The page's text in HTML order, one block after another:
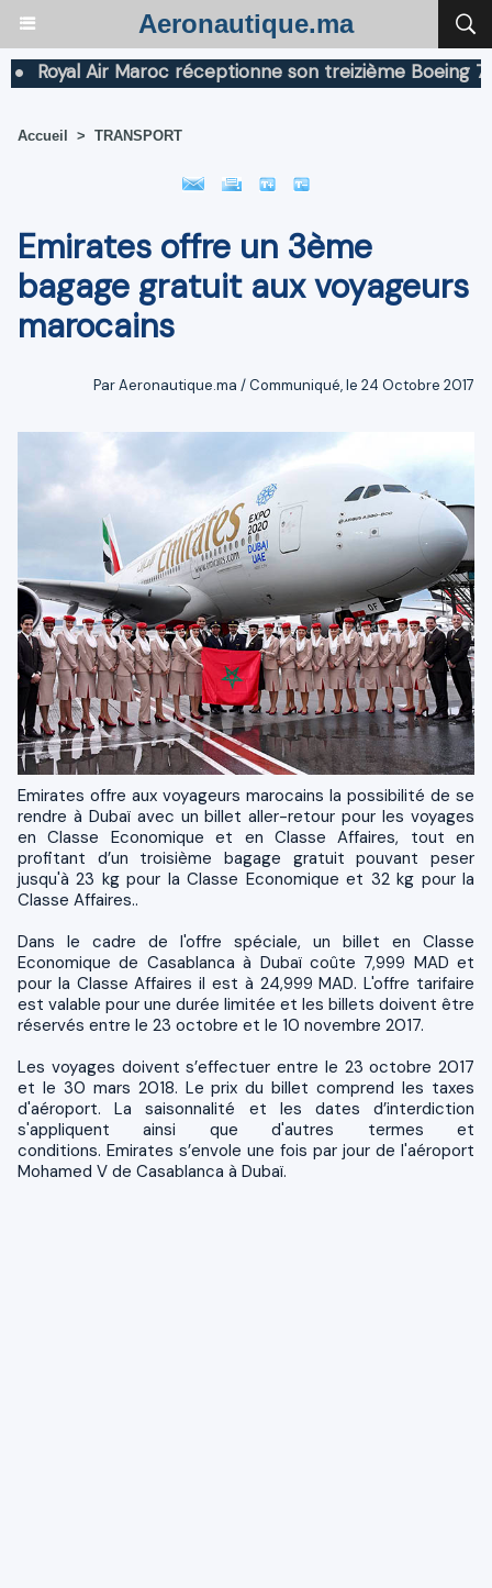
Aeronautique.ma
Air Maroc réceptionne son treizième Boeing 787
Accueil > TRANSPORT
Emirates offre un 3ème
bagage gratuit aux voyageurs
marocains
Par Aeronautique.ma / Communiqué, le 24 Octobre 2017
Emirates offre aux voyageurs marocains la possibilité de se
rendre à Dubaï avec un billet aller-retour pour les voyages
en Classe Economique et en Classe Affaires, tout en
profitant d’un troisième bagage gratuit pouvant peser
jusqu'à 23 kg pour la Classe Economique et 32 kg pour la
Classe Affaires..
Dans le cadre de l'offre spéciale, un billet en Classe
Economique de Casablanca à Dubaï coûte 7,999 MAD et
pour la Classe Affaires il est à 24,999 MAD. L'offre tarifaire
est valable pour une durée limitée et les billets doivent être
réservés entre le 23 octobre et le 10 novembre 2017.
Les voyages doivent s’effectuer entre le 23 octobre 2017
et le 30 mars 2018. Le prix du billet comprend les taxes
d'aéroport. La saisonnalité et les dates d’interdiction
s'appliquent ainsi que d'autres termes et
conditions. Emirates s’envole une fois par jour de l'aéroport
Mohamed V de Casablanca à Dubaï.